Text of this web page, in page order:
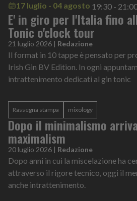
17 luglio - 04 agosto 19:30 -
E' in giro per l'Italia fino
Tonic o'clock tour
21 luglio 2026 | Redazione
Il format in 10 tappe è pensato per
Irish Gin BV Edition. In ogni
intrattenimento dedicati al gin tonic
Rassegna stampa mixology
Dopo il minimalismo
maximalism
20 luglio 2026 | Redazione
Dopo anni in cui la miscelazione ha
attraverso il rigore tecnico, oggi il
anche intrattenimento.